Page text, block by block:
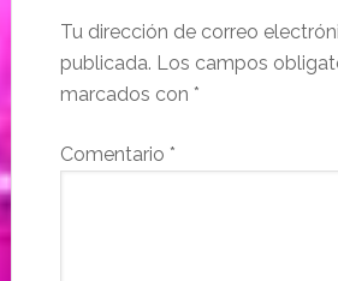
Tu dirección de correo
publicada. Los campos
marcados con *
Comentario *